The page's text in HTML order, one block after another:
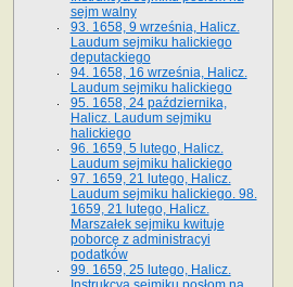
sejm walny
93. 1658, 9 września, Halicz.
Laudum sejmiku halickiego
deputackiego
94. 1658, 16 września, Halicz.
Laudum sejmiku halickiego
95. 1658, 24 października,
Halicz. Laudum sejmiku
halickiego
96. 1659, 5 lutego, Halicz.
Laudum sejmiku halickiego
97. 1659, 21 lutego, Halicz.
Laudum sejmiku halickiego. 98.
1659, 21 lutego, Halicz.
Marszałek sejmiku kwituje
poborcę z administracyi
podatków
99. 1659, 25 lutego, Halicz.